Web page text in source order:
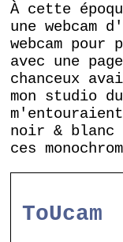
À cette
une
webcam
avec une
chanceux
mon studio
noir & blanc
ces
ToUcam